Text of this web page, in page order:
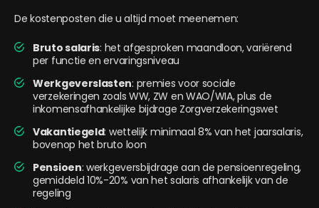
De kostenposten die u altijd moet meenemen:
Bruto salaris: het afgesproken maandloon, variërend
per functie en ervaringsniveau
Werkgeverslasten: premies voor sociale
verzekeringen zoals WW, ZW en WAO/WIA, plus de
inkomensafhankelijke bijdrage Zorgverzekeringswet
Vakantiegeld: wettelijk minimaal 8% van het jaarsalaris,
bovenop het bruto loon
Pensioen: werkgeversbijdrage aan de pensioenregeling,
gemiddeld 10%-20% van het salaris afhankelijk van de
regeling